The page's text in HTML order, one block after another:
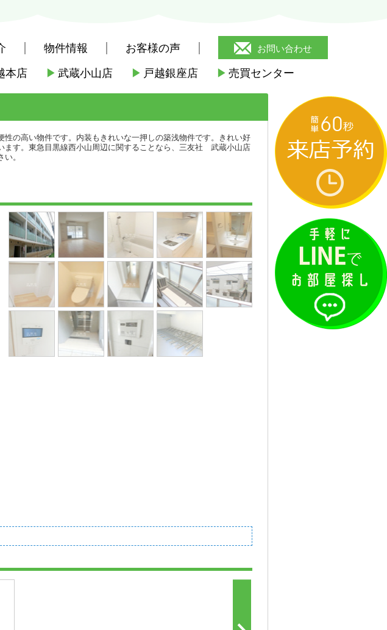
物件情報 お客様の声 お問い合わせ
本店 ▶ 武蔵小山店 ▶ 戸越銀座店 ▶ 売買センター
電鉄東急目黒線 > 西小山駅 エルスタンザ西小山
の高い物件です。内装もきれいな一押しの築浅物件です。きれい好
ます。東急目黒線西小山周辺に関することなら、三友社 武蔵小山店
。